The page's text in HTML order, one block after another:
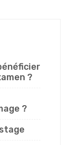
?
?